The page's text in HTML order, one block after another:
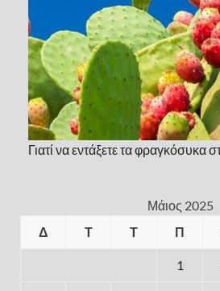
Γιατί να εντάξετε τα φραγκόσυκα
Μάιος 2025
Δ
Τ Τ Π
1